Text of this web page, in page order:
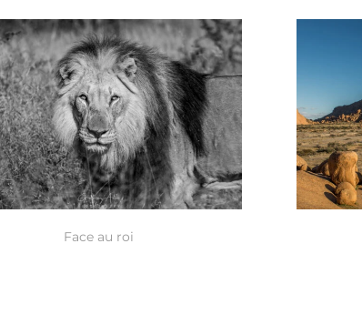
Face au roi